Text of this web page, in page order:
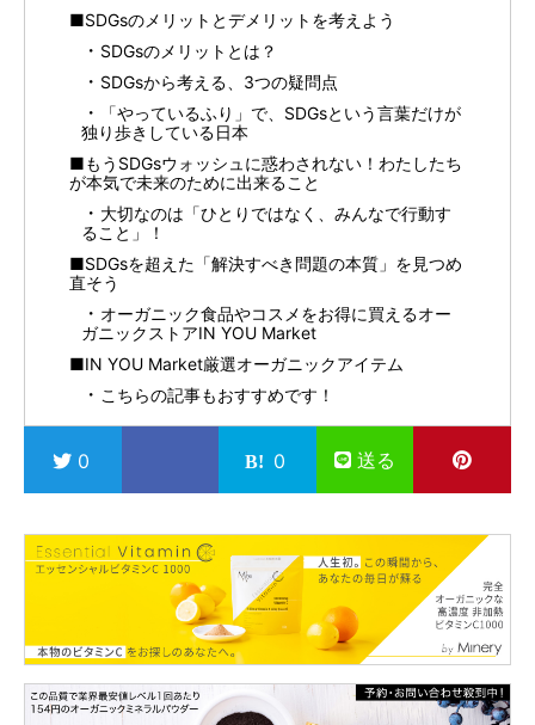
■SDGsのメリットとデメリットを考えよう
SDGsのメリットとは？
SDGsから考える、3つの疑問点
「やっているふり」で、SDGsという言葉だけが
独り歩きしている日本
■もうSDGsウォッシュに惑わされない！わたしたち
が本気で未来のために出来ること
大切なのは「ひとりではなく、みんなで行動す
ること」！
■SDGsを超えた「解決すべき問題の本質」を見つめ
直そう
オーガニック食品やコスメをお得に買えるオー
ガニックストアIN YOU Market
■IN YOU Market厳選オーガニックアイテム
こちらの記事もおすすめです！
0 0 送る